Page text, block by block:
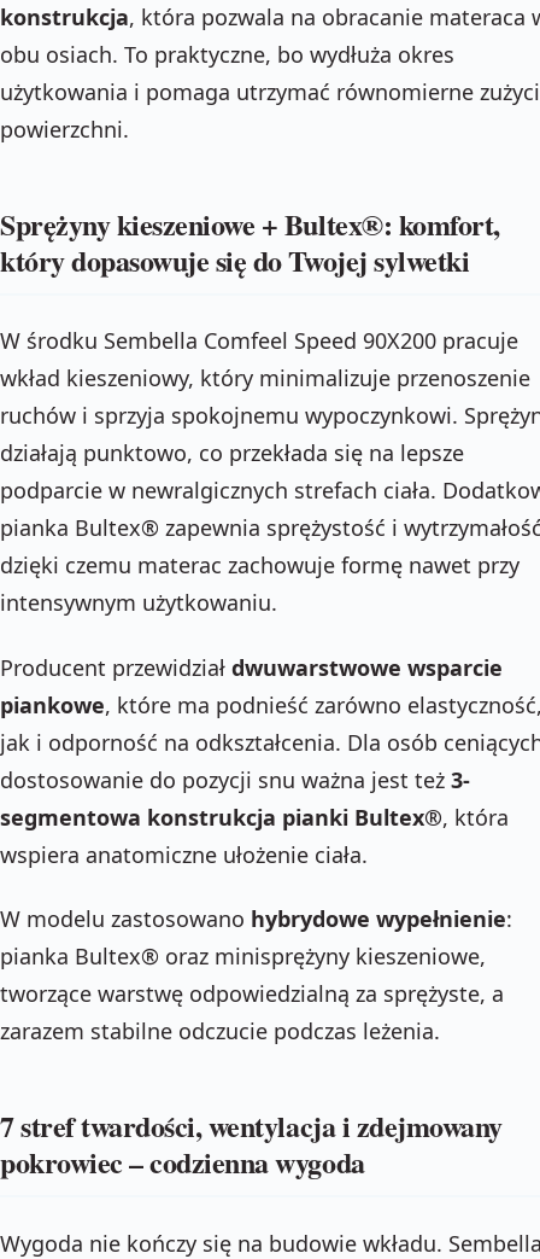
konstrukcja, która pozwala na obracanie materaca
obu osiach. To praktyczne, bo wydłuża okres
użytkowania i pomaga utrzymać równomierne
powierzchni.
Sprężyny kieszeniowe + Bultex®: komfort,
który dopasowuje się do Twojej sylwetki
W środku Sembella Comfeel Speed 90X200 pracuje
wkład kieszeniowy, który minimalizuje przenoszenie
ruchów i sprzyja spokojnemu wypoczynkowi.
działają punktowo, co przekłada się na lepsze
podparcie w newralgicznych strefach ciała.
pianka Bultex® zapewnia sprężystość i
dzięki czemu materac zachowuje formę nawet przy
intensywnym użytkowaniu.
Producent przewidział dwuwarstwowe wsparcie
piankowe, które ma podnieść zarówno
jak i odporność na odkształcenia. Dla osób
dostosowanie do pozycji snu ważna jest też 3-
segmentowa konstrukcja pianki Bultex®, która
wspiera anatomiczne ułożenie ciała.
W modelu zastosowano hybrydowe wypełnienie:
pianka Bultex® oraz minisprężyny kieszeniowe,
tworzące warstwę odpowiedzialną za sprężyste, a
zarazem stabilne odczucie podczas leżenia.
7 stref twardości, wentylacja i zdejmowany
pokrowiec – codzienna wygoda
Wygoda nie kończy się na budowie wkładu.